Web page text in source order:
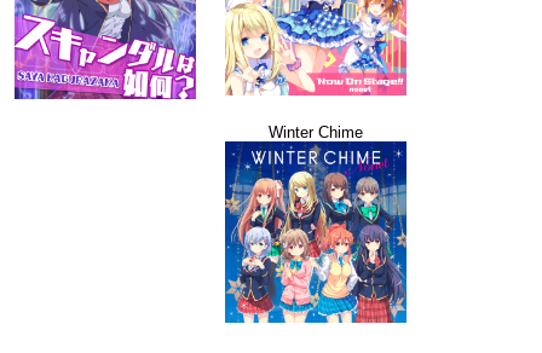
Winter Chime